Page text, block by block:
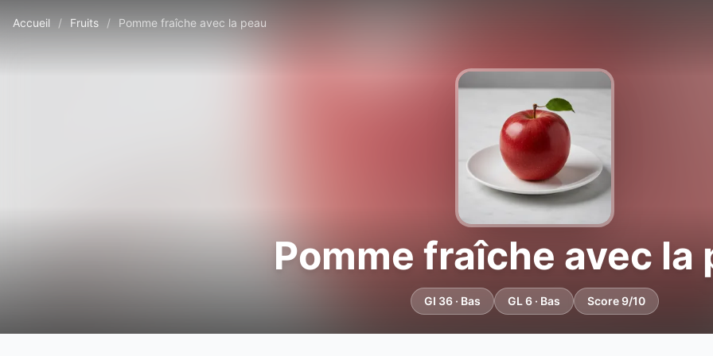
Accueil / Fruits / Pomme fraîche avec la peau
Pomme fraîche avec la
GI 36 · Bas GL 6 · Bas Score 9/10